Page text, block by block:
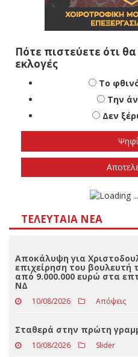
Πότε πιστεύετε ότι θα
εκλογές
Το
Την
Δεν
ΤΕΛΕΥΤΑΊΑ ΝΈΑ
από 9.000.000 ευρώ στα
ΝΔ